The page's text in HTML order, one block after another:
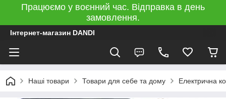
Працюємо у воєнний час. Відправка в день
замовлення.
Інтернет-магазин DANDI
Наші товари Товари для себе та дому Електрична